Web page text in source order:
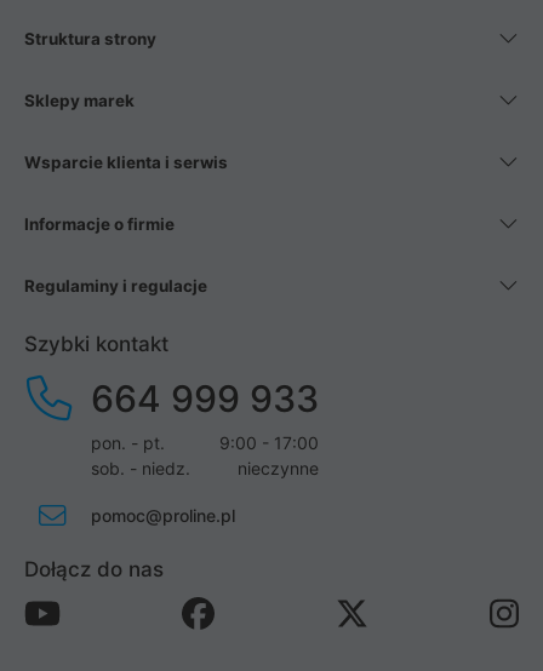
Struktura strony
Sklepy marek
Wsparcie klienta i serwis
Informacje o firmie
Regulaminy i regulacje
Szybki kontakt
664 999 933
pon. - pt.
9:00 - 17:00
sob. - niedz.
nieczynne
pomoc@proline.pl
Dołącz do nas